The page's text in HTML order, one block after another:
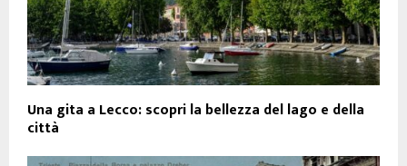
Una gita a Lecco: scopri la bellezza del lago e della
città